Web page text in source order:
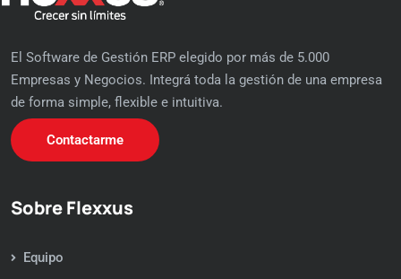
El Software de Gestión ERP elegido por más de 5.000
Empresas y Negocios. Integrá toda la gestión de una empresa
de forma simple, flexible e intuitiva.
Contactarme
Sobre Flexxus
Equipo